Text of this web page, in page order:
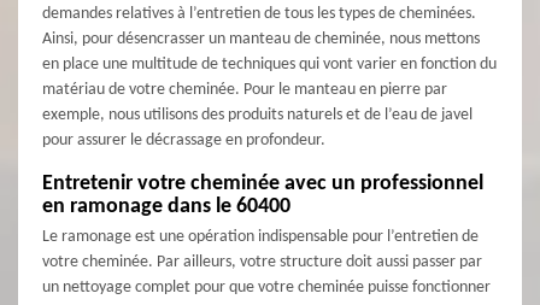
demandes relatives à l’entretien de tous les types de cheminées.
Ainsi, pour désencrasser un manteau de cheminée, nous mettons
en place une multitude de techniques qui vont varier en fonction du
matériau de votre cheminée. Pour le manteau en pierre par
exemple, nous utilisons des produits naturels et de l’eau de javel
pour assurer le décrassage en profondeur.
Entretenir votre cheminée avec un professionnel
en ramonage dans le 60400
Le ramonage est une opération indispensable pour l’entretien de
votre cheminée. Par ailleurs, votre structure doit aussi passer par
un nettoyage complet pour que votre cheminée puisse fonctionner